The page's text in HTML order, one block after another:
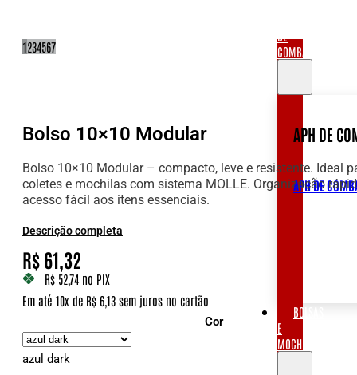
DE
COMBATE
APH DE
APH DE
BOLSAS
E
MOCHILAS
1234567
Bolso 10×10 Modular
Bolso 10×10 Modular – compacto, leve e resistente. Ideal
coletes e mochilas com sistema MOLLE. Organização
acesso fácil aos itens essenciais.
Descrição completa
R$61,32
R$ 52,74 no PIX
Em até 10x de R$ 6,13 sem juros no cartão
Cor
azul dark